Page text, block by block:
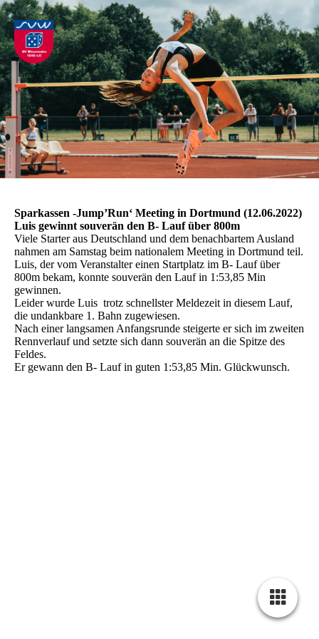
Sparkassen -Jump’Run‘ Meeting in Dortmund (12.06.2022)
Luis gewinnt souverän den B- Lauf über 800m
Viele Starter aus Deutschland und dem benachbartem Ausland
nahmen am Samstag beim nationalem Meeting in Dortmund teil.
Luis, der vom Veranstalter einen Startplatz im B- Lauf über
800m bekam, konnte souverän den Lauf in 1:53,85 Min
gewinnen.
Leider wurde Luis trotz schnellster Meldezeit in diesem Lauf,
die undankbare 1. Bahn zugewiesen.
Nach einer langsamen Anfangsrunde steigerte er sich im zweiten
Rennverlauf und setzte sich dann souverän an die Spitze des
Feldes.
Er gewann den B- Lauf in guten 1:53,85 Min. Glückwunsch.